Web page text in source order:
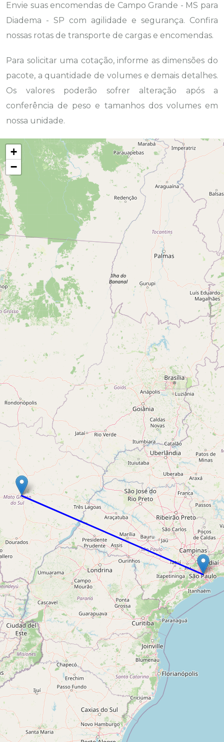
Envie suas encomendas de Campo Grande - MS para
Diadema - SP com agilidade e segurança. Confira
nossas rotas de transporte de cargas e encomendas.
Para solicitar uma cotação, informe as dimensões do
pacote, a quantidade de volumes e demais detalhes.
Os valores poderão sofrer alteração após a
conferência de peso e tamanhos dos volumes em
nossa unidade.
+
−